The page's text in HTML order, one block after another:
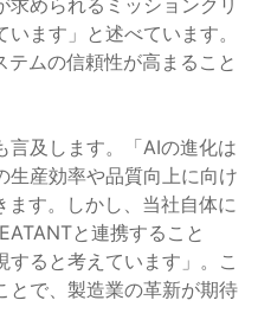
求められるミッションクリ
ます」と述べています。
ムの信頼性が高まること
言及します。「AIの進化は
生産効率や品質向上に向け
ます。しかし、当社自体に
と連携すること
すると考えています」。こ
とで、製造業の革新が期待